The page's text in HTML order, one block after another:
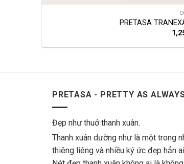
PRETASA
PRETASA - PRETTY AS
Đẹp như thuở thanh xuân.
Thanh xuân dường như là một trong
thiêng liêng và nhiều ký ức đẹp hẳn